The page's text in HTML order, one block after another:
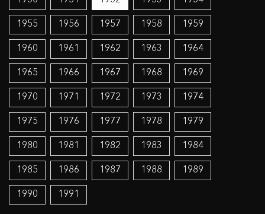
1955 1956 1957 1958 1959
1960 1961 1962 1963 1964
1965 1966 1967 1968 1969
1970 1971 1972 1973 1974
1975 1976 1977 1978 1979
1980 1981 1982 1983 1984
1985 1986 1987 1988 1989
1990 1991